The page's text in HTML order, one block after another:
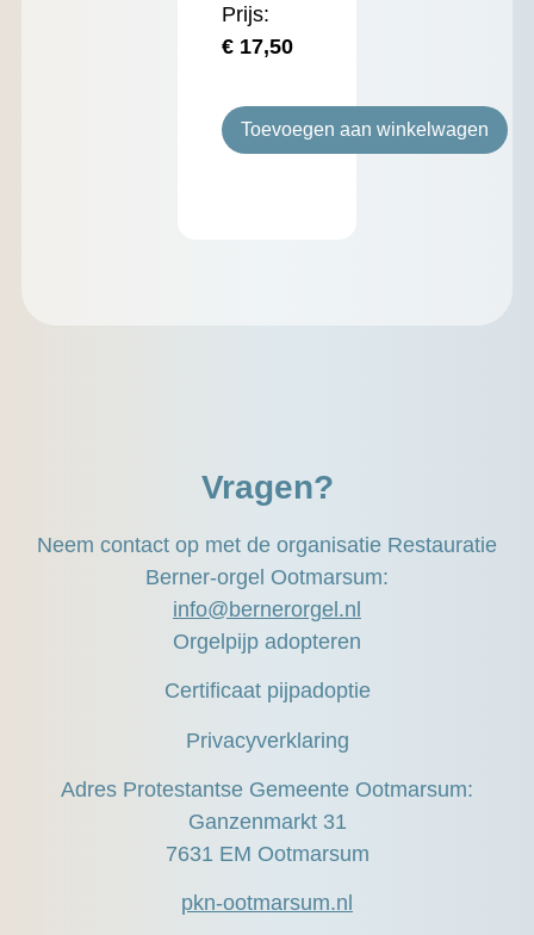
Prijs:
€17,50
Toevoegen aan winkelwagen
Vragen?
Neem contact op met de organisatie Restauratie
Berner-orgel Ootmarsum:
info@bernerorgel.nl
Adres Protestantse Gemeente Ootmarsum:
Ganzenmarkt 31
7631 EM Ootmarsum
pkn-ootmarsum.nl
Orgelpijp adopteren
Certificaat pijpadoptie
Privacyverklaring